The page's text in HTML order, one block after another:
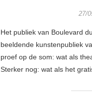
27/
Het publiek van Boulevard
beeldende kunstenpubliek
proef op de som: wat als
Sterker nog: wat als het